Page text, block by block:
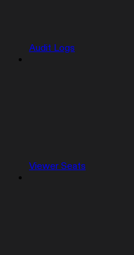
Audit Logs
Viewer Seats